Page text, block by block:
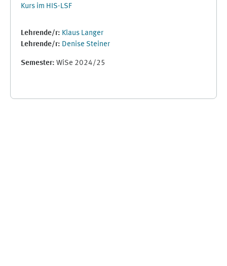
Kurs im HIS-LSF
Lehrende/r: Klaus Langer
Lehrende/r: Denise Steiner
Semester: WiSe 2024/25